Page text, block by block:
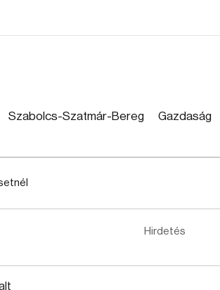
Szabolcs-Szatmár-Bereg Gazdaság
Hirdetés